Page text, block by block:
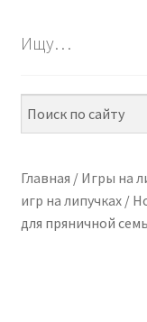
ПО НАВЫКАМ
МЕТОДИКИ
Ищу…
Главная / Игры на
игр на липучках/
для пряничной